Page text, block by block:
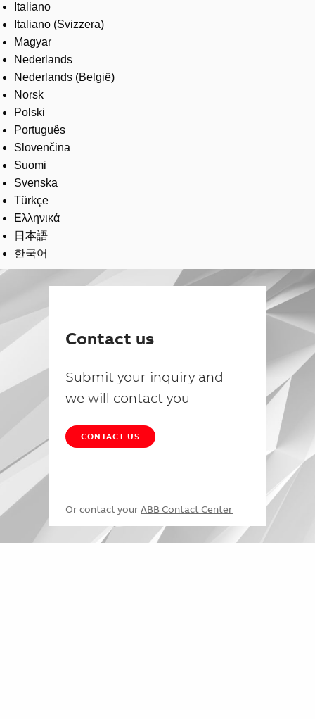
Italiano
Italiano (Svizzera)
Magyar
Nederlands
Nederlands (België)
Norsk
Polski
Português
Slovenčina
Suomi
Svenska
Türkçe
Ελληνικά
日本語
한국어
Contact us
Submit your inquiry and
we will contact you
CONTACT US
Or contact your ABB Contact Center